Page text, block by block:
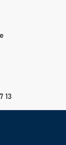
13